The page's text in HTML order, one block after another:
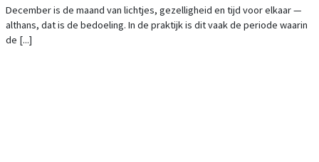
December is de maand van lichtjes, gezelligheid en tijd voor elkaar —
althans, dat is de bedoeling. In de praktijk is dit vaak de periode waarin
de [...]